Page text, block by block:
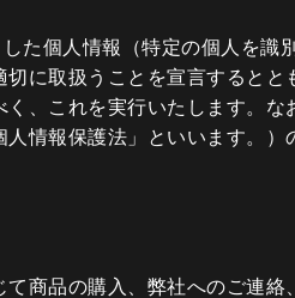
た個人情報（特定の個人を識
に取扱うことを宣言すると
、これを実行いたします。
情報保護法」といいます。）
商品の購入、弊社へのご連